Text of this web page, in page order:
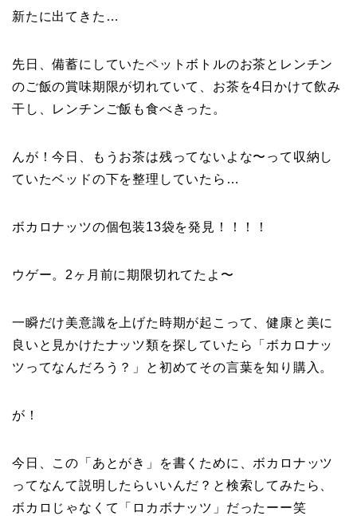
新たに出てきた…
先日、備蓄にしていたペットボトルのお茶とレンチン
のご飯の賞味期限が切れていて、お茶を4日かけて飲み
干し、レンチンご飯も食べきった。
んが！今日、もうお茶は残ってないよな〜って収納し
ていたベッドの下を整理していたら…
ボカロナッツの個包装13袋を発見！！！！
ウゲー。2ヶ月前に期限切れてたよ〜
一瞬だけ美意識を上げた時期が起こって、健康と美に
良いと見かけたナッツ類を探していたら「ボカロナッ
ツってなんだろう？」と初めてその言葉を知り購入。
が！
今日、この「あとがき」を書くために、ボカロナッツ
ってなんて説明したらいいんだ？と検索してみたら、
ボカロじゃなくて「ロカボナッツ」だったーー笑